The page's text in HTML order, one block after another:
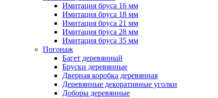
Имитация бруса 16 мм
Имитация бруса 18 мм
Имитация бруса 21 мм
Имитация бруса 28 мм
Имитация бруса 35 мм
Погонаж
Багет деревянный
Бруски деревянные
Дверная коробка деревянная
Деревянные декоративные уголки
Доборы деревянные